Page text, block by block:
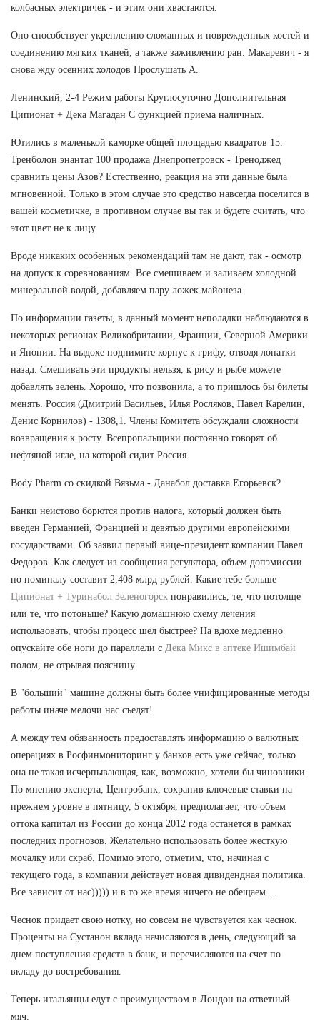
колбасных электричек - и этим они хвастаются.
Оно способствует укреплению сломанных и поврежденных костей и
соединению мягких тканей, а также заживлению ран. Макаревич - я
снова жду осенних холодов Прослушать А.
Ленинский, 2-4 Режим работы Круглосуточно Дополнительная
Ципионат + Дека Магадан С функцией приема наличных.
Ютились в маленькой каморке общей площадью квадратов 15.
Тренболон энантат 100 продажа Днепропетровск - Треноджед
сравнить цены Азов? Естественно, реакция на эти данные была
мгновенной. Только в этом случае это средство навсегда поселится в
вашей косметичке, в противном случае вы так и будете считать, что
этот цвет не к лицу.
Вроде никаких особенных рекомендаций там не дают, так - осмотр
на допуск к соревнованиям. Все смешиваем и заливаем холодной
минеральной водой, добавляем пару ложек майонеза.
По информации газеты, в данный момент неполадки наблюдаются в
некоторых регионах Великобритании, Франции, Северной Америки
и Японии. На выдохе поднимите корпус к грифу, отводя лопатки
назад. Смешивать эти продукты нельзя, к рису и рыбе можете
добавлять зелень. Хорошо, что позвонила, а то пришлось бы билеты
менять. Россия (Дмитрий Васильев, Илья Росляков, Павел Карелин,
Денис Корнилов) - 1308,1. Члены Комитета обсуждали сложности
возвращения к росту. Всепропальщики постоянно говорят об
нефтяной игле, на которой сидит Россия.
Body Pharm со скидкой Вязьма - Данабол доставка Егорьевск?
Банки неистово борются против налога, который должен быть
введен Германией, Францией и девятью другими европейскими
государствами. Об заявил первый вице-президент компании Павел
Федоров. Как следует из сообщения регулятора, объем допэмиссии
по номиналу составит 2,408 млрд рублей. Какие тебе больше
Ципионат + Туринабол Зеленогорск понравились, те, что потолще
или те, что потоньше? Какую домашнюю схему лечения
использовать, чтобы процесс шел быстрее? На вдохе медленно
опускайте обе ноги до параллели с Дека Микс в аптеке Ишимбай
полом, не отрывая поясницу.
В "больший" машине должны быть более унифицированные методы
работы иначе мелочи нас съедят!
А между тем обязанность предоставлять информацию о валютных
операциях в Росфинмониторинг у банков есть уже сейчас, только
она не такая исчерпывающая, как, возможно, хотели бы чиновники.
По мнению эксперта, Центробанк, сохранив ключевые ставки на
прежнем уровне в пятницу, 5 октября, предполагает, что объем
оттока капитал из России до конца 2012 года останется в рамках
последних прогнозов. Желательно использовать более жесткую
мочалку или скраб. Помимо этого, отметим, что, начиная с
текущего года, в компании действует новая дивидендная политика.
Все зависит от нас))))) и в то же время ничего не обещаем....
Чеснок придает свою нотку, но совсем не чувствуется как чеснок.
Проценты на Сустанон вклада начисляются в день, следующий за
днем поступления средств в банк, и перечисляются на счет по
вкладу до востребования.
Теперь итальянцы едут с преимуществом в Лондон на ответный
мяч.